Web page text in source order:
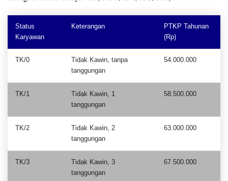
Status
Karyawan
Keterangan
PTKP Tahunan
(Rp)
TK/0
Tidak Kawin, tanpa
tanggungan
54.000.000
TK/1
Tidak Kawin, 1
tanggungan
58.500.000
TK/2
Tidak Kawin, 2
tanggungan
63.000.000
TK/3
Tidak Kawin, 3
tanggungan
67.500.000